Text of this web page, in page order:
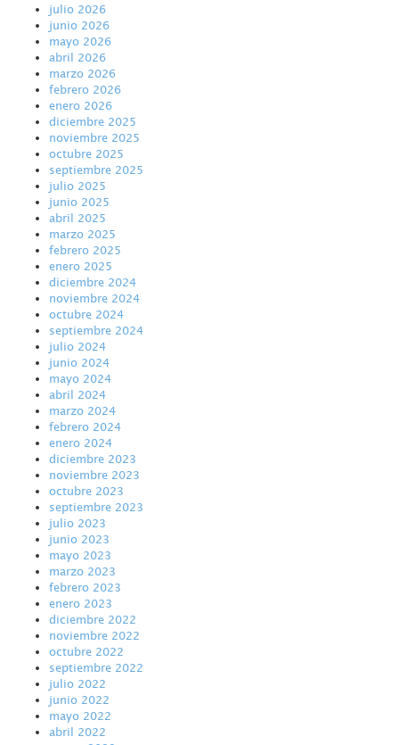
julio 2026
junio 2026
mayo 2026
abril 2026
marzo 2026
febrero 2026
enero 2026
diciembre 2025
noviembre 2025
octubre 2025
septiembre 2025
julio 2025
junio 2025
abril 2025
marzo 2025
febrero 2025
enero 2025
diciembre 2024
noviembre 2024
octubre 2024
septiembre 2024
julio 2024
junio 2024
mayo 2024
abril 2024
marzo 2024
febrero 2024
enero 2024
diciembre 2023
noviembre 2023
octubre 2023
septiembre 2023
julio 2023
junio 2023
mayo 2023
marzo 2023
febrero 2023
enero 2023
diciembre 2022
noviembre 2022
octubre 2022
septiembre 2022
julio 2022
junio 2022
mayo 2022
abril 2022